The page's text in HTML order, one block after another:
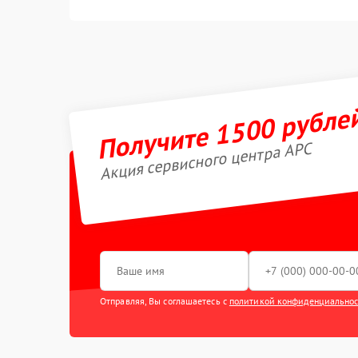
Получите 1500
Акция сервисного центра APC
Отправляя, Вы соглашаетесь с политикой